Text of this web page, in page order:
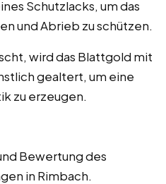
Schutzlacks, um das
und Abrieb zu schützen.
wird das Blattgold mit
gealtert, um eine
zu erzeugen.
Bewertung des
in Rimbach.